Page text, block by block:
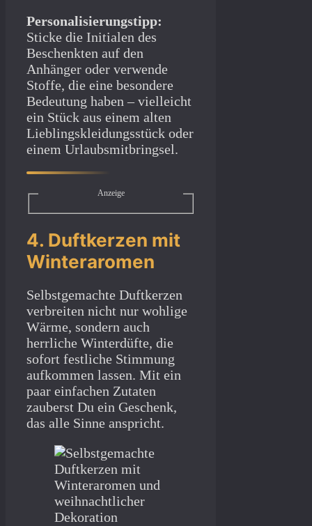
Personalisierungstipp:
Sticke die Initialen des
Beschenkten auf den
Anhänger oder verwende
Stoffe, die eine besondere
Bedeutung haben – vielleicht
ein Stück aus einem alten
Lieblingskleidungsstück oder
einem Urlaubsmitbringsel.
Anzeige
4. Duftkerzen mit
Winteraromen
Selbstgemachte Duftkerzen
verbreiten nicht nur wohlige
Wärme, sondern auch
herrliche Winterdüfte, die
sofort festliche Stimmung
aufkommen lassen. Mit ein
paar einfachen Zutaten
zauberst Du ein Geschenk,
das alle Sinne anspricht.